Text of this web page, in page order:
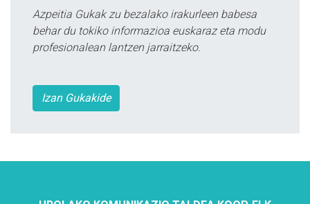
Azpeitia Gukak zu bezalako irakurleen babesa
behar du tokiko informazioa euskaraz eta modu
profesionalean lantzen jarraitzeko.
Izan Gukakide